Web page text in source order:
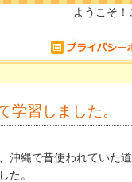
ようこそ！
学習しました。
沖縄で昔使われていた
た。